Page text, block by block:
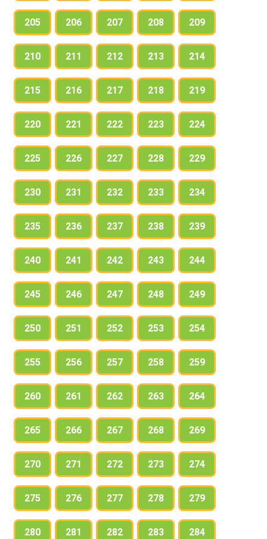
205 206 207 208 209
210 211 212 213 214
215 216 217 218 219
220 221 222 223 224
225 226 227 228 229
230 231 232 233 234
235 236 237 238 239
240 241 242 243 244
245 246 247 248 249
250 251 252 253 254
255 256 257 258 259
260 261 262 263 264
265 266 267 268 269
270 271 272 273 274
275 276 277 278 279
280 281 282 283 284